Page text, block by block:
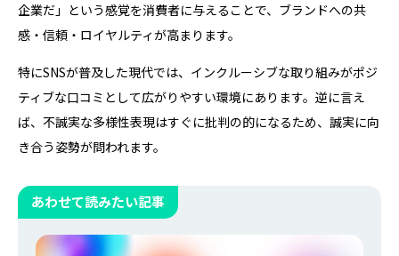
企業だ」という感覚を消費者に与えることで、ブランドへの共
感・信頼・ロイヤルティが高まります。
特にSNSが普及した現代では、インクルーシブな取り組みがポジ
ティブな口コミとして広がりやすい環境にあります。逆に言え
ば、不誠実な多様性表現はすぐに批判の的になるため、誠実に向
き合う姿勢が問われます。
あわせて読みたい記事